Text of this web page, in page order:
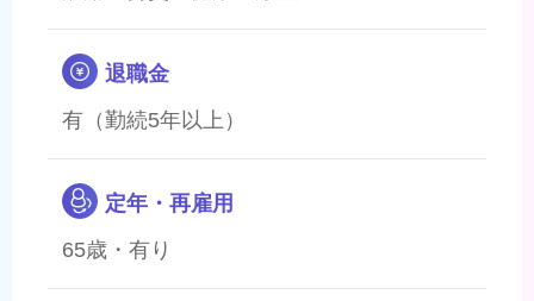
退職金
有（勤続5年以上）
定年・再雇用
65歳・有り